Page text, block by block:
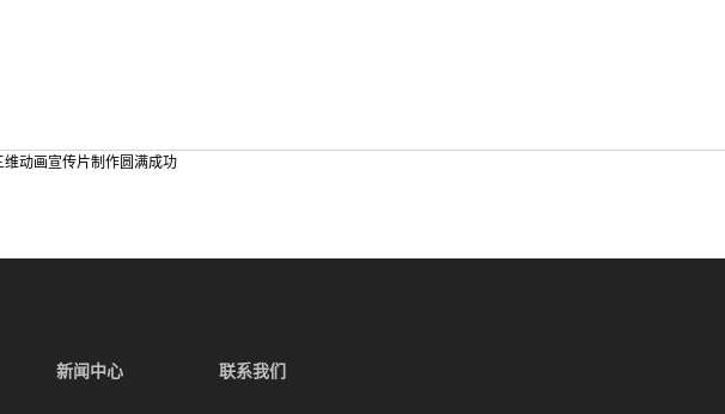
动画宣传片制作圆满成功
新闻中心 联系我们